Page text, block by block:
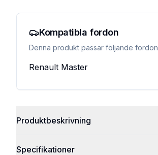
Kompatibla fordon
Denna produkt passar följande fordon
Renault Master
Produktbeskrivning
Specifikationer